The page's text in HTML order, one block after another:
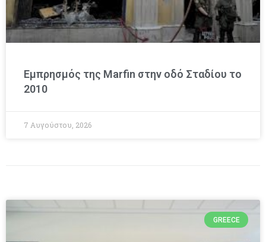
Εμπρησμός της Marfin στην οδό Σταδίου το
2010
7 Αυγούστου, 2026
GREECE